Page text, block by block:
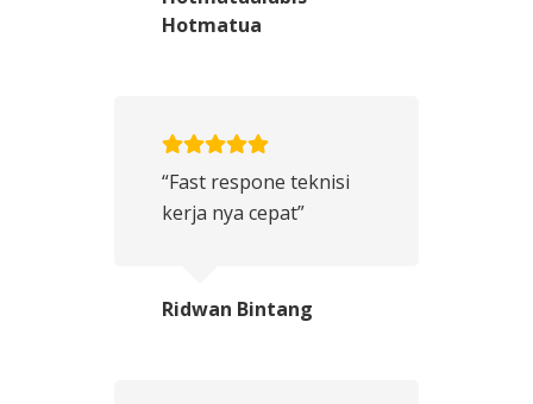
Hotmatua
“Fast respone teknisi
kerja nya cepat”
Ridwan Bintang